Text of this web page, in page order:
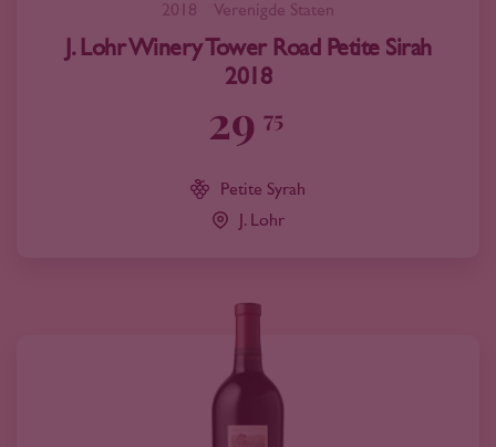
2018 Verenigde Staten
J. Lohr Winery Tower Road Petite Sirah
2018
29 75
Petite Syrah
J. Lohr